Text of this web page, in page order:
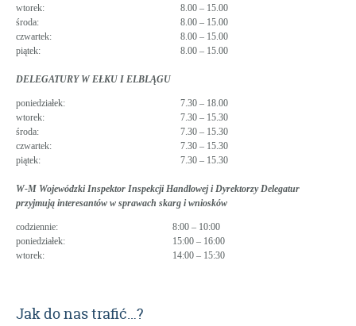
wtorek:
8.00 – 15.00
środa:
8.00 – 15.00
czwartek:
8.00 – 15.00
piątek:
8.00 – 15.00
DELEGATURY W EŁKU I ELBLĄGU
poniedziałek:
7.30 – 18.00
wtorek:
7.30 – 15.30
środa:
7.30 – 15.30
czwartek:
7.30 – 15.30
piątek:
7.30 – 15.30
W-M Wojewódzki Inspektor Inspekcji Handlowej i Dyrektorzy Delegatur
przyjmują interesantów w sprawach skarg i wniosków
codziennie:
8:00 – 10:00
poniedziałek:
15:00 – 16:00
wtorek:
14:00 – 15:30
Jak do nas trafić…?